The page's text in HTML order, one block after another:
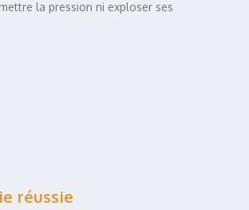
la pression ni exploser ses
réussie